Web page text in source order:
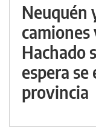
Neuquén
camiones
Hachado
espera
provincia